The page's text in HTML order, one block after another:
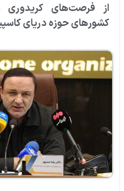
از فرصت‌های كریدوری
كشورهای حوزه دریای